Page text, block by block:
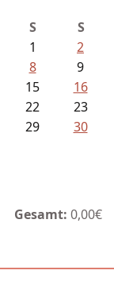
S
S
1
2
8
9
15
16
22
23
29
30
Gesamt: 0,00€